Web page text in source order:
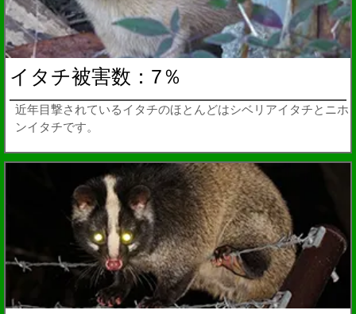
イタチ被害数：7％
近年目撃されているイタチのほとんどはシベリアイタチとニホ
ンイタチです。